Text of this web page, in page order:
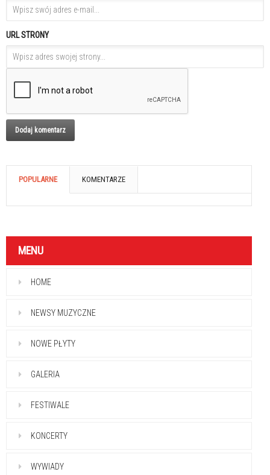
URL STRONY
POPULARNE KOMENTARZE
MENU
HOME
NEWSY MUZYCZNE
NOWE PŁYTY
GALERIA
FESTIWALE
KONCERTY
WYWIADY